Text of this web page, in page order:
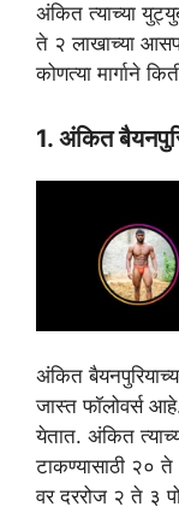
अंकित त्याच्या
ते २ लाखाच्या
कोणत्या मार्गाने
1. अंकित
अंकित
जास्त फॉलोवर्स
येतात. अंकित
टाकण्यासाठी २०
वर दररोज २ ते ३